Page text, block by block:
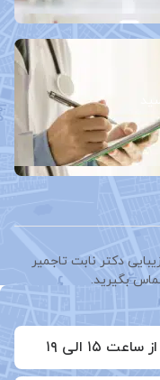
دکتر نابت تاجمیر
بگیرید.
از ساعت ۱۵ الی ۱۹